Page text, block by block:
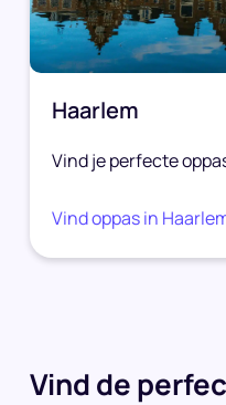
Haarlem
Vind je perfecte
Vind oppas in
Vind de